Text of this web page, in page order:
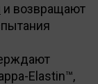
и возвращают
Elastin™,